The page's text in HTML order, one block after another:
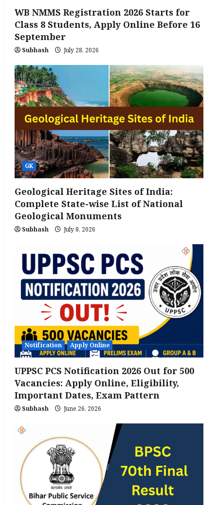
WB NMMS Registration 2026 Starts for
Class 8 Students, Apply Online Before 16
September
Subhash July 28, 2026
GK
Geological Heritage Sites of India:
Complete State-wise List of National
Geological Monuments
Subhash July 8, 2026
Notification Apply Online
UPPSC PCS Notification 2026 Out for 500
Vacancies: Apply Online, Eligibility,
Important Dates, Exam Pattern
Subhash June 26, 2026